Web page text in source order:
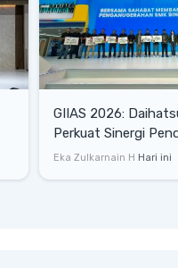
GIIAS 2026:
Perkuat Sinergi
Industri Otomotif
Eka Zulkarnain H Hari ini